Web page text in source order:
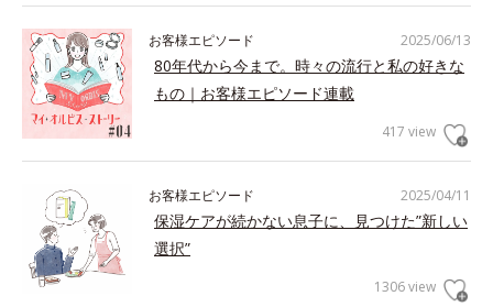
2025/06/13
お客様エピソード
80年代から今まで。時々の流行と私の好きな
もの｜お客様エピソード連載
417 view
2025/04/11
お客様エピソード
保湿ケアが続かない息子に、見つけた”新しい
選択”
1306 view